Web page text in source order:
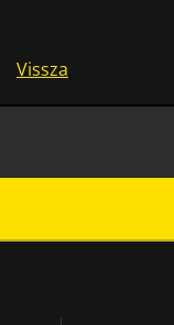
Vissza